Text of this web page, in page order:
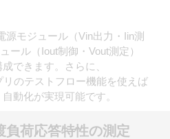
源モジュール（Vin出力・Iin測
ール（Iout制御・Vout測定）
できます。さらに、
のテストフロー機能を使えば
動化が実現可能です。
負荷応答特性の測定